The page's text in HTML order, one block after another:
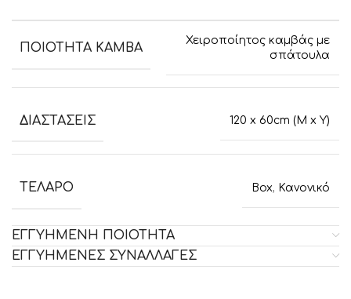
ΠΟΙΟΤΗΤΑ ΚΑΜΒΑ
Χειροποίητος καμβάς με
σπάτουλα
ΔΙΑΣΤΑΣΕΙΣ 120 x 60cm (M x Y)
ΤΕΛΑΡΟ Box, Κανονικό
ΕΓΓΥΗΜΕΝΗ ΠΟΙΟΤΗΤΑ
ΕΓΓΥΗΜΕΝΕΣ ΣΥΝΑΛΛΑΓΕΣ